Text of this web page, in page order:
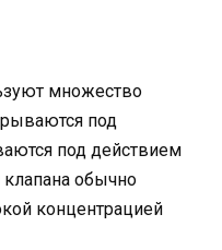
множество
под
под действием
обычно
концентрацией